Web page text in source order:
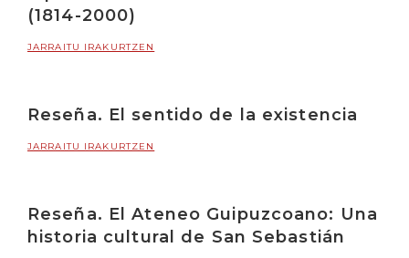
(1814-2000)
JARRAITU IRAKURTZEN
Reseña. El sentido de la existencia
JARRAITU IRAKURTZEN
Reseña. El Ateneo Guipuzcoano: Una
historia cultural de San Sebastián